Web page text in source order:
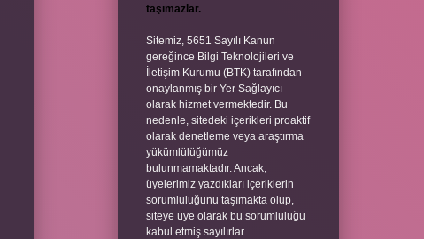
taşımazlar.
Sitemiz, 5651 Sayılı Kanun
gereğince Bilgi Teknolojileri ve
İletişim Kurumu (BTK) tarafından
onaylanmış bir Yer Sağlayıcı
olarak hizmet vermektedir. Bu
nedenle, sitedeki içerikleri proaktif
olarak denetleme veya araştırma
yükümlülüğümüz
bulunmamaktadır. Ancak,
üyelerimiz yazdıkları içeriklerin
sorumluluğunu taşımakta olup,
siteye üye olarak bu sorumluluğu
kabul etmiş sayılırlar.